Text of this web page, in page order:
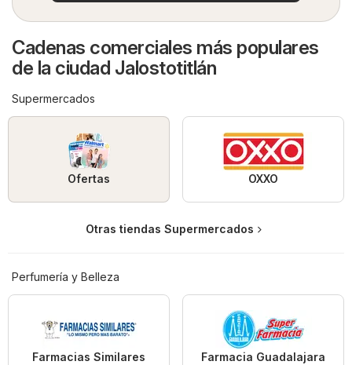
Cadenas comerciales más populares
de la ciudad Jalostotitlán
Supermercados
Ofertas OXXO
Otras tiendas Supermercados
Perfumería y Belleza
Farmacias Similares Farmacia Guadalajara